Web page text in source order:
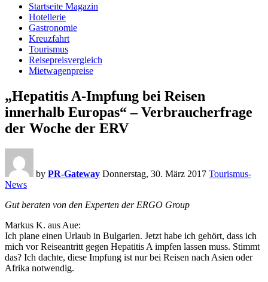
Startseite Magazin
Hotellerie
Gastronomie
Kreuzfahrt
Tourismus
Reisepreisvergleich
Mietwagenpreise
„Hepatitis A-Impfung bei Reisen
innerhalb Europas“ – Verbraucherfrage
der Woche der ERV
by PR-Gateway Donnerstag, 30. März 2017 Tourismus-
News
Gut beraten von den Experten der ERGO Group
Markus K. aus Aue:
Ich plane einen Urlaub in Bulgarien. Jetzt habe ich gehört, dass ich
mich vor Reiseantritt gegen Hepatitis A impfen lassen muss. Stimmt
das? Ich dachte, diese Impfung ist nur bei Reisen nach Asien oder
Afrika notwendig.